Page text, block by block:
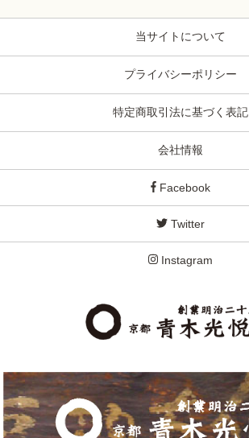
当サイトについて
プライバシーポリシー
特定商取引法に基づく表記
会社情報
Facebook
Twitter
Instagram